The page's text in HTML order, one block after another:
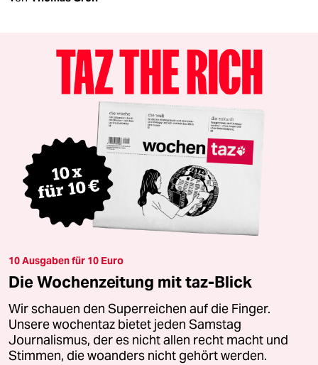
10 Ausgaben für 10 Euro
Die Wochenzeitung mit taz-Blick
Wir schauen den Superreichen auf die Finger.
Unsere wochentaz bietet jeden Samstag
Journalismus, der es nicht allen recht macht und
Stimmen, die woanders nicht gehört werden.